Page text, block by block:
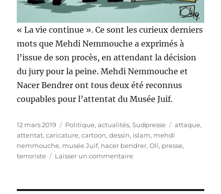
« La vie continue ». Ce sont les curieux derniers
mots que Mehdi Nemmouche a exprimés à
l’issue de son procès, en attendant la décision
du jury pour la peine. Mehdi Nemmouche et
Nacer Bendrer ont tous deux été reconnus
coupables pour l’attentat du Musée Juif.
Publié
le
12 mars 2019 Catégories
Politique, actualités,Sudpresse Étiquettes
attaque,
attentat,caricature,cartoon,dessin, islam, mehdi
nemmouche, musée Juif, nacer bendrer,Oli, presse,
terroriste
Laisser un commentairesur